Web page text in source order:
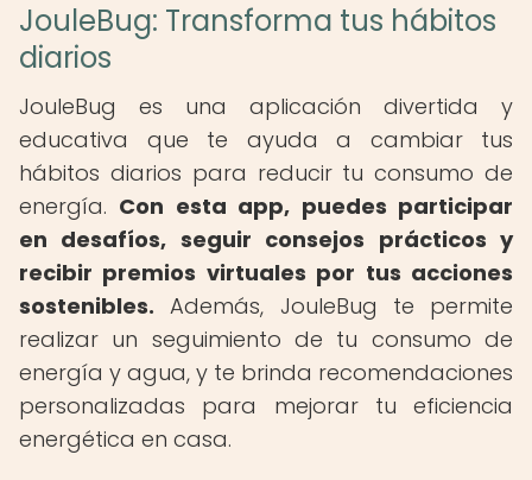
JouleBug: Transforma tus hábitos
diarios
JouleBug es una aplicación divertida y
educativa que te ayuda a cambiar tus
hábitos diarios para reducir tu consumo de
energía. Con esta app, puedes participar
en desafíos, seguir consejos prácticos y
recibir premios virtuales por tus acciones
sostenibles. Además, JouleBug te permite
realizar un seguimiento de tu consumo de
energía y agua, y te brinda recomendaciones
personalizadas para mejorar tu eficiencia
energética en casa.